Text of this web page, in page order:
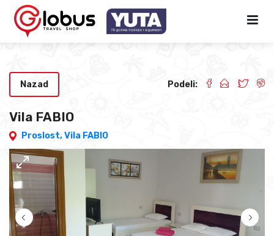
Vila FABIO
Proslost,Vila FABIO
Nazad Podeli: